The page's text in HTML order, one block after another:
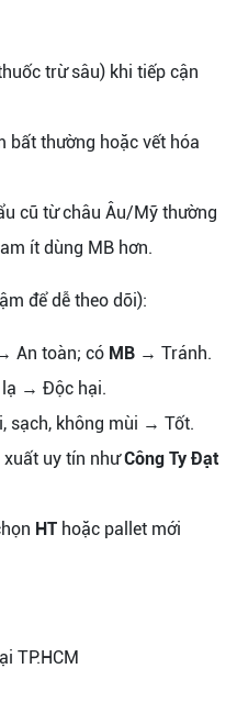
trừ sâu) khi tiếp cận
bất thường hoặc vết hóa
cũ từ châu Âu/Mỹ thường
ít dùng MB hơn.
để dễ theo dõi):
An toàn; có MB → Tránh.
lạ → Độc hại.
sạch, không mùi → Tốt.
xuất uy tín nhưCông Ty Đạt
HT hoặc pallet mới